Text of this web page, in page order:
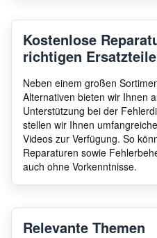
Bosch
Bosch
Bosch
Kostenlose
richtigen
Neben einem großen
Alternativen bieten wir Ihnen
Unterstützung bei der
stellen wir Ihnen
Videos zur Verfügung. So
Reparaturen sowie
auch ohne Vorkenntnisse.
Relevante Themen